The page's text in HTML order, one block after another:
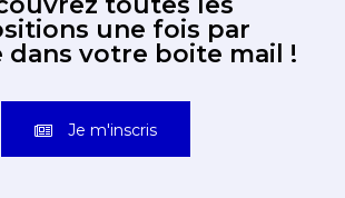
une fois par
dans votre boite mail !
Je m'inscris